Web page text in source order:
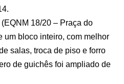
18/20 – Praça do
um bloco inteiro, com melhor
salas, troca de piso e forro
de guichês foi ampliado de